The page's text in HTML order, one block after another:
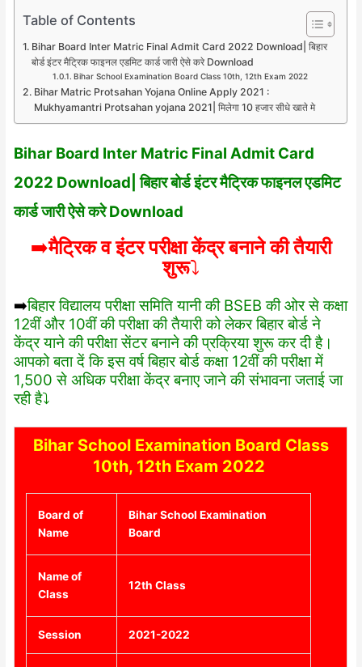
Table of Contents
Bihar Board Inter Matric Final Admit Card 2022 Download| बिहार
बोर्ड इंटर मैट्रिक फाइनल एडमिट कार्ड जारी ऐसे करे Download
Bihar School Examination Board Class 10th, 12th Exam 2022
Bihar Matric Protsahan Yojana Online Apply 2021 :
Mukhyamantri Protsahan yojana 2021| मिलेगा 10 हजार सीधे खाते मे
Bihar Board Inter Matric Final Admit Card
2022 Download| बिहार बोर्ड इंटर मैट्रिक फाइनल एडमिट
कार्ड जारी ऐसे करे Download
➡️मैट्रिक व इंटर परीक्षा केंद्र बनाने की तैयारी
शुरू⤵️
➡️बिहार विद्यालय परीक्षा समिति यानी की BSEB की ओर से कक्षा
12वीं और 10वीं की परीक्षा की तैयारी को लेकर बिहार बोर्ड ने
केंद्र याने की परीक्षा सेंटर बनाने की प्रक्रिया शुरू कर दी है।
आपको बता दें कि इस वर्ष बिहार बोर्ड कक्षा 12वीं की परीक्षा में
1,500 से अधिक परीक्षा केंद्र बनाए जाने की संभावना जताई जा
रही है⤵️
Bihar School Examination Board Class
10th, 12th Exam 2022
Board of
Name
Bihar School Examination
Board
Name of
Class
12th Class
Session 2021-2022